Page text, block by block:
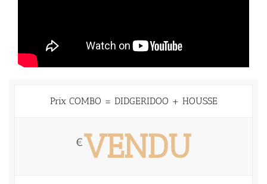
Prix COMBO = DIDGERIDOO + HOUSSE
€VENDU